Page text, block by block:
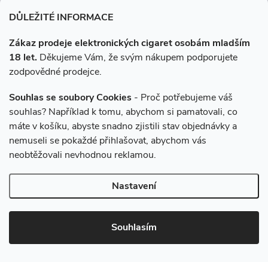
DŮLEŽITÉ INFORMACE
Zákaz prodeje elektronických cigaret osobám mladším
18 let. Děkujeme Vám, že svým nákupem podporujete
zodpovědné prodejce.
Souhlas se soubory Cookies - Proč potřebujeme váš
souhlas? Například k tomu, abychom si pamatovali, co
máte v košíku, abyste snadno zjistili stav objednávky a
nemuseli se pokaždé přihlašovat, abychom vás
neobtěžovali nevhodnou reklamou.
Nastavení
Souhlasím
239 Kč
Skladem
Tropický mix ananasu,
pomeranče a manga.
239 Kč
Skladem
Exotická kombinace lahodného
kiwi, nevšední marakuji a guavy.
245 Kč
–2 %